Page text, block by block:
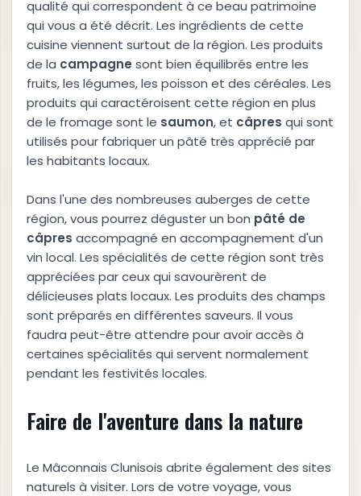
qualité qui correspondent à ce beau patrimoine
qui vous a été décrit. Les ingrédients de cette
cuisine viennent surtout de la région. Les produits
de la campagne sont bien équilibrés entre les
fruits, les légumes, les poisson et des céréales. Les
produits qui caractéroisent cette région en plus
de le fromage sont le saumon, et câpres qui sont
utilisés pour fabriquer un pâté très apprécié par
les habitants locaux.
Dans l'une des nombreuses auberges de cette
région, vous pourrez déguster un bon pâté de
câpres accompagné en accompagnement d'un
vin local. Les spécialités de cette région sont très
appréciées par ceux qui savourèrent de
délicieuses plats locaux. Les produits des champs
sont préparés en différentes saveurs. Il vous
faudra peut-être attendre pour avoir accès à
certaines spécialités qui servent normalement
pendant les festivités locales.
Faire de l'aventure dans la nature
Le Mâconnais Clunisois abrite également des sites
naturels à visiter. Lors de votre voyage, vous